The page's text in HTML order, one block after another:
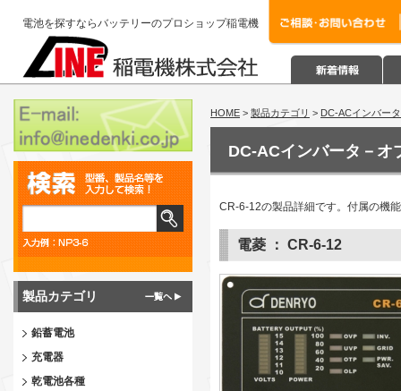
電池を探すならバッテリーのプロショップ稲電機
製品カテゴリ
鉛蓄電池
充電器
乾電池各種
HOME > 製品カテゴリ > DC-ACインバー
DC-ACインバータ－オ
CR-6-12の製品詳細です。付属の機
電菱 ： CR-6-12